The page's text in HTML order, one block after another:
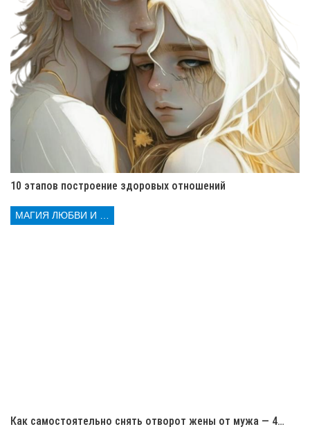
трепещет — рядом есть негатив. Продолжайте
ритуал, пока пламя не станет ровным.
Форма воска
. Когда воск затвердеет,
внимательно посмотрите на него. Острые формы
или пузыри говорят о том, что сглаз не ушёл. В
этом случае ритуал лучше повторить.
Ваше состояние . Во время ритуала обращайте
внимание на ощущения. Если появляется тяжесть
или головная боль — негатив ещё силён.
Продолжайте обряд и молитесь.
. Вода после ритуала важна.
оставлять дома. Её нужно вылить под дерево или
сглаза
10 этапов построение здоровых отношений
Как самостоятельно снять отворот жены от мужа — 4…